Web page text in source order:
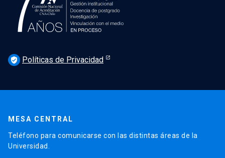
verified_user Políticas de Privacidad
MESA CENTRAL
Teléfono para comunicarse con las distintas áreas de la
Universidad.